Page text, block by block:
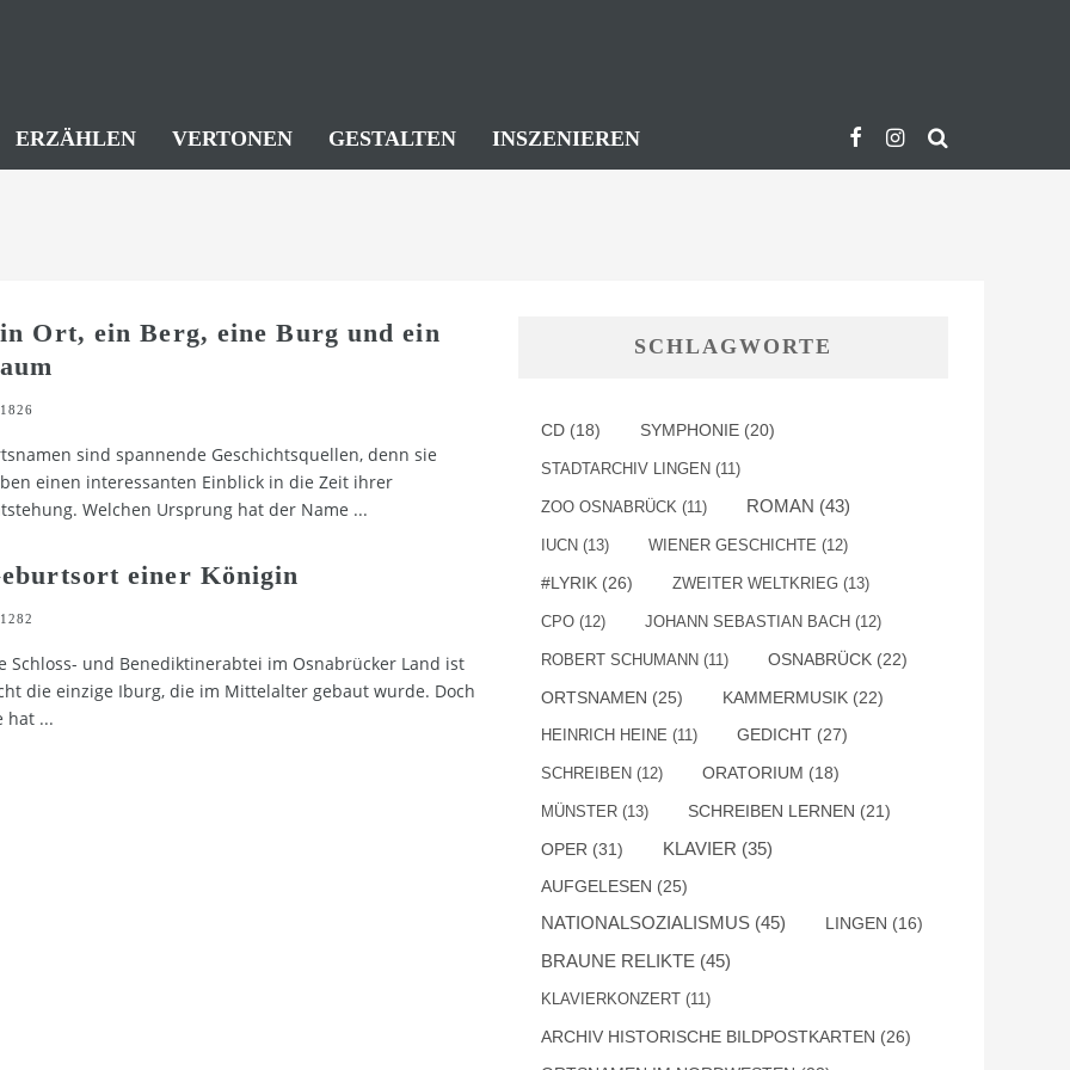
ERZÄHLEN VERTONEN GESTALTEN INSZENIEREN
Ort, ein Berg, eine Burg und ein
1826
sind spannende Geschichtsquellen, denn sie
einen interessanten Einblick in die Zeit ihrer
Welchen Ursprung hat der Name ...
einer Königin
1282
Schloss- und Benediktinerabtei im Osnabrücker Land ist
die einzige Iburg, die im Mittelalter gebaut wurde. Doch
hat ...
SCHLAGWORTE
CD (18) SYMPHONIE (20)
STADTARCHIV LINGEN (11)
ZOO OSNABRÜCK (11) ROMAN (43)
IUCN (13) WIENER GESCHICHTE (12)
#LYRIK (26) ZWEITER WELTKRIEG (13)
CPO (12) JOHANN SEBASTIAN BACH (12)
ROBERT SCHUMANN (11) OSNABRÜCK (22)
ORTSNAMEN (25) KAMMERMUSIK (22)
HEINRICH HEINE (11) GEDICHT (27)
SCHREIBEN (12) ORATORIUM (18)
MÜNSTER (13) SCHREIBEN LERNEN (21)
OPER (31) KLAVIER (35)
AUFGELESEN (25)
NATIONALSOZIALISMUS (45) LINGEN (16)
BRAUNE RELIKTE (45)
KLAVIERKONZERT (11)
ARCHIV HISTORISCHE BILDPOSTKARTEN (26)